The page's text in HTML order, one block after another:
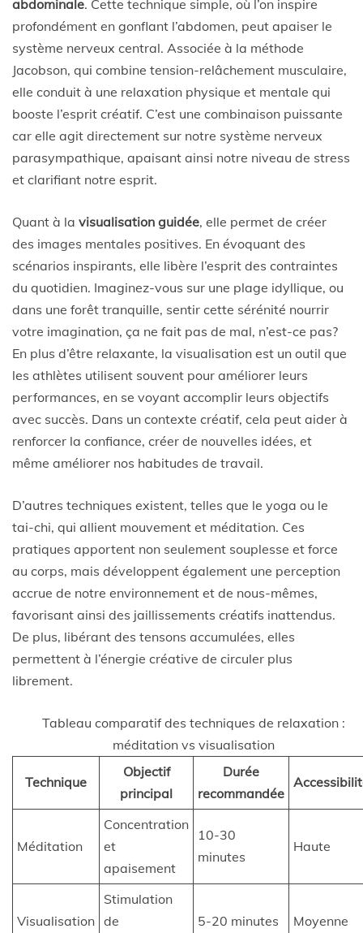
abdominale. Cette technique simple, où l’on inspire
profondément en gonflant l’abdomen, peut apaiser le
système nerveux central. Associée à la méthode
Jacobson, qui combine tension-relâchement musculaire,
elle conduit à une relaxation physique et mentale qui
booste l’esprit créatif. C’est une combinaison puissante
car elle agit directement sur notre système nerveux
parasympathique, apaisant ainsi notre niveau de stress
et clarifiant notre esprit.
Quant à la visualisation guidée, elle permet de créer
des images mentales positives. En évoquant des
scénarios inspirants, elle libère l’esprit des contraintes
du quotidien. Imaginez-vous sur une plage idyllique, ou
dans une forêt tranquille, sentir cette sérénité nourrir
votre imagination, ça ne fait pas de mal, n’est-ce pas?
En plus d’être relaxante, la visualisation est un outil que
les athlètes utilisent souvent pour améliorer leurs
performances, en se voyant accomplir leurs objectifs
avec succès. Dans un contexte créatif, cela peut aider à
renforcer la confiance, créer de nouvelles idées, et
même améliorer nos habitudes de travail.
D’autres techniques existent, telles que le yoga ou le
tai-chi, qui allient mouvement et méditation. Ces
pratiques apportent non seulement souplesse et force
au corps, mais développent également une perception
accrue de notre environnement et de nous-mêmes,
favorisant ainsi des jaillissements créatifs inattendus.
De plus, libérant des tensons accumulées, elles
permettent à l’énergie créative de circuler plus
librement.
Tableau comparatif des techniques de relaxation :
méditation vs visualisation
Technique
Objectif
principal
Durée
recommandée
Méditation
Concentration
et
apaisement
10-30
minutes
Haute
Visualisation
Stimulation
de
5-20 minutes Moyenne